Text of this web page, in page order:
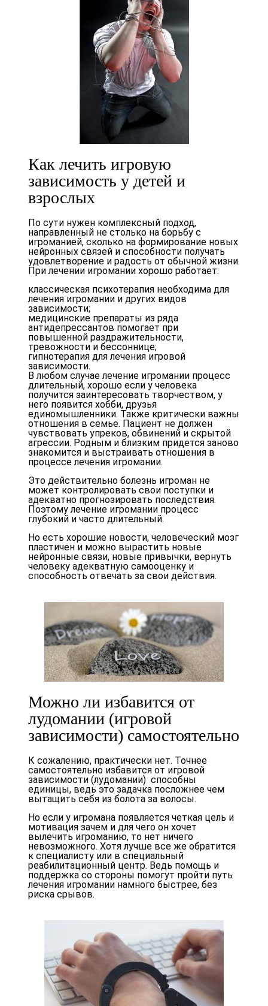
Как лечить игровую
зависимость у детей и
взрослых
По сути нужен комплексный подход,
направленный не столько на борьбу с
игроманией, сколько на формирование новых
нейронных связей и способности получать
удовлетворение и радость от обычной жизни.
При лечении игромании хорошо работает:
классическая психотерапия необходима для
лечения игромании и других видов
зависимости;
медицинские препараты из ряда
антидепрессантов помогает при
повышенной раздражительности,
тревожности и бессоннице;
гипнотерапия для лечения игровой
зависимости.
В любом случае лечение игромании процесс
длительный, хорошо если у человека
получится заинтересовать творчеством, у
него появится хобби, друзья
единомышленники. Также критически важны
отношения в семье. Пациент не должен
чувствовать упреков, обвинений и скрытой
агрессии. Родным и близким придется заново
знакомится и выстраивать отношения в
процессе лечения игромании.
Это действительно болезнь игроман не
может контролировать свои поступки и
адекватно прогнозировать последствия.
Поэтому лечение игромании процесс
глубокий и часто длительный.
Но есть хорошие новости, человеческий мозг
пластичен и можно вырастить новые
нейронные связи, новые привычки, вернуть
человеку адекватную самооценку и
способность отвечать за свои действия.
Можно ли избавится от
лудомании (игровой
зависимости) самостоятельно
К сожалению, практически нет. Точнее
самостоятельно избавится от игровой
зависимости (лудомании) способны
единицы, ведь это задачка посложнее чем
вытащить себя из болота за волосы.
Но если у игромана появляется четкая цель и
мотивация зачем и для чего он хочет
вылечить игроманию, то нет ничего
невозможного. Хотя лучше все же обратится
к специалисту или в специальный
реабилитационный центр. Ведь помощь и
поддержка со стороны помогут пройти путь
лечения игромании намного быстрее, без
риска срывов.